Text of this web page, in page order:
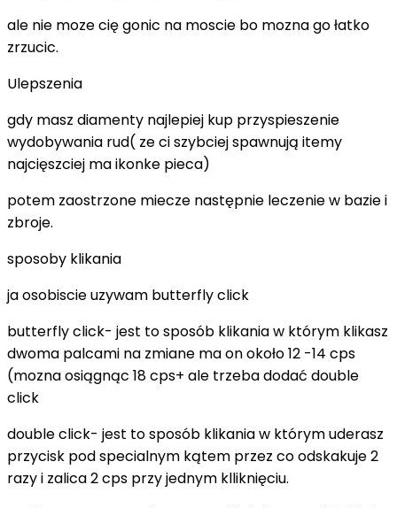
ale nie moze cię gonic na moscie bo mozna go łatko
zrzucic.
Ulepszenia
gdy masz diamenty najlepiej kup przyspieszenie
wydobywania rud( ze ci szybciej spawnują itemy
najcięszciej ma ikonke pieca)
potem zaostrzone miecze następnie leczenie w bazie i
zbroje.
sposoby klikania
ja osobiscie uzywam butterfly click
butterfly click- jest to sposób klikania w którym klikasz
dwoma palcami na zmiane ma on około 12 -14 cps
(mozna osiągnąc 18 cps+ ale trzeba dodać double
click
double click- jest to sposób klikania w którym uderasz
przycisk pod specialnym kątem przez co odskakuje 2
razy i zalica 2 cps przy jednym klliknięciu.